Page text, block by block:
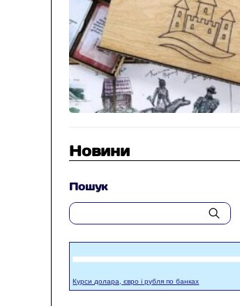
Новини
Пошук
Курси долара, євро і рубля по банках